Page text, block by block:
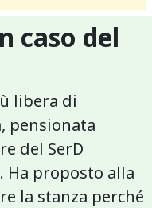
caso del
libera di
pensionata
del SerD
Ha proposto alla
la stanza perché